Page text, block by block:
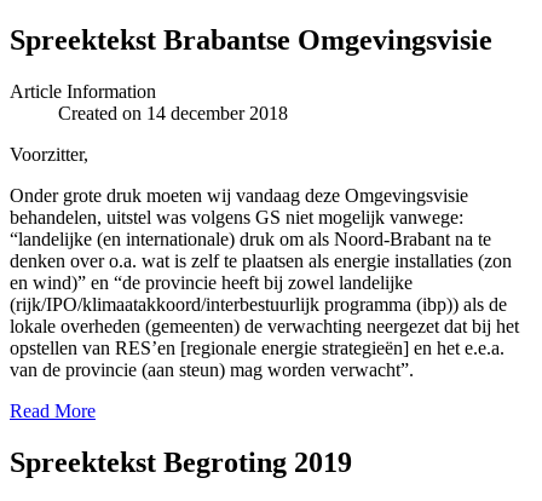
Spreektekst Brabantse Omgevingsvisie
Article Information
Created on 14 december 2018
Voorzitter,
Onder grote druk moeten wij vandaag deze Omgevingsvisie
behandelen, uitstel was volgens GS niet mogelijk vanwege:
“landelijke (en internationale) druk om als Noord-Brabant na te
denken over o.a. wat is zelf te plaatsen als energie installaties (zon
en wind)” en “de provincie heeft bij zowel landelijke
(rijk/IPO/klimaatakkoord/interbestuurlijk programma (ibp)) als de
lokale overheden (gemeenten) de verwachting neergezet dat bij het
opstellen van RES’en [regionale energie strategieën] en het e.e.a.
van de provincie (aan steun) mag worden verwacht”.
Read More
Spreektekst Begroting 2019